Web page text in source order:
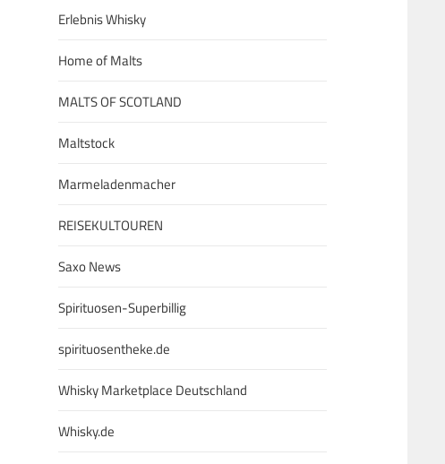
Erlebnis Whisky
Home of Malts
MALTS OF SCOTLAND
Maltstock
Marmeladenmacher
REISEKULTOUREN
Saxo News
Spirituosen-Superbillig
spirituosentheke.de
Whisky Marketplace Deutschland
Whisky.de